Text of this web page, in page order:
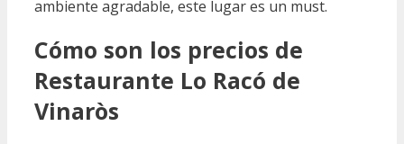
ambiente agradable, este lugar es un must.
Cómo son los precios de
Restaurante Lo Racó de
Vinaròs